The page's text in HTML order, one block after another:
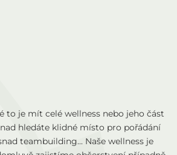
to je mít celé wellness nebo jeho část
hledáte klidné místo pro pořádání
teambuilding... Naše wellness je